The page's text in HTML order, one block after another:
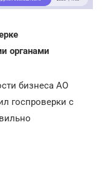
органами
бизнеса АО
госпроверки с